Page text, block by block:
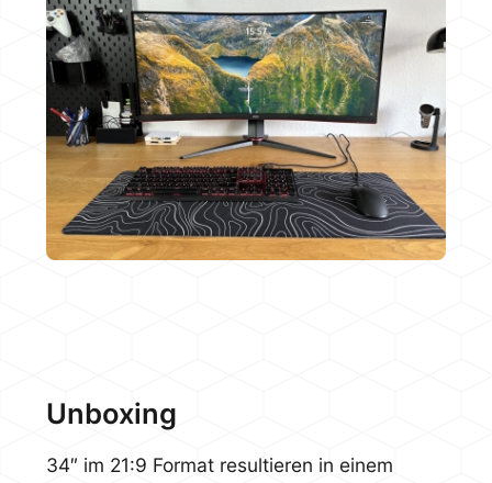
Unboxing
34″ im 21:9 Format resultieren in einem